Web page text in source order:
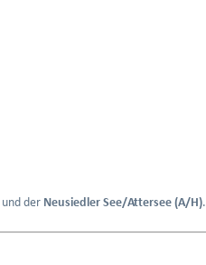
und der Neusiedler See/Attersee (A/H).